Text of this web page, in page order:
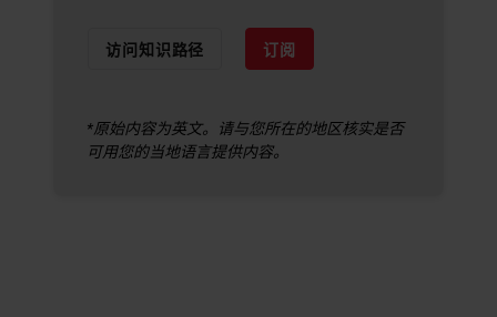
访问知识路径 订阅
*原始内容为英文。请与您所在的地区核实是否
可用您的当地语言提供内容。